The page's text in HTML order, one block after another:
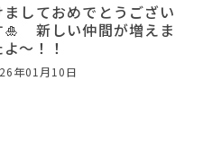
ましておめでとうござい
🎍 新しい仲間が増えま
よ～！！
年01月10日